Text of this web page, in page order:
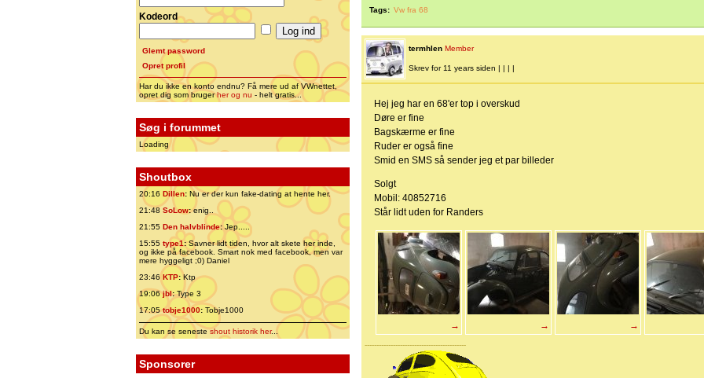
Kodeord
Glemt password
Opret profil
Har du ikke en konto endnu? Få mere ud af VWnettet,
opret dig som brugerher og nu - helt gratis...
Søg i forummet
Loading
Shoutbox
20:16 Dillen: Nu er der kun fake-dating at hente her.
21:48 SoLow:enig..
21:55 Den halvblinde:Jep.....
15:55 type1:Savner lidt tiden, hvor alt skete her inde,
og ikke på facebook. Smart nok med facebook, men var
mere hyggeligt ;0) Daniel
23:46 KTP:Ktp
19:06jbl:Type 3
17:05tobje1000: Tobje1000
Du kan se senesteshout historik her...
Sponsorer
Tags: Vw fra 68
termhlen Member
Skrev for 11 years siden | | | |
Hej jeg har en 68'er top i overskud
Døre er fine
Bagskærme er fine
Ruder er også fine
Smid en SMS så sender jeg et par billeder
Solgt
Mobil: 40852716
Står lidt uden for Randers
→ → →
-------------------------------------------